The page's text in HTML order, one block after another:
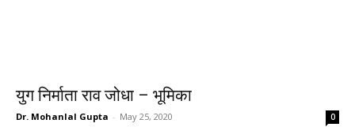
युग निर्माता राव जोधा – भूमिका
Dr. Mohanlal Gupta - May 25, 2020 0